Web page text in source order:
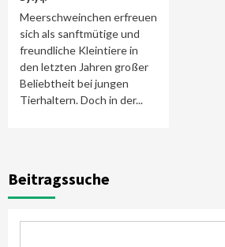
Meerschweinchen erfreuen
sich als sanftmütige und
freundliche Kleintiere in
den letzten Jahren großer
Beliebtheit bei jungen
Tierhaltern. Doch in der...
Beitragssuche